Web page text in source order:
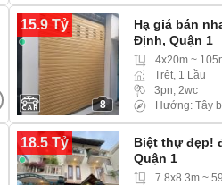
15.9 Tỷ
8
Hạ giá bán
Định, Quận 1
4x20m ~
Trệt, 1 Lầu
3pn, 2wc
Hướng: Tây
18.5 Tỷ
Biệt thự đẹp!
Quận 1
7.8x8.3m ~